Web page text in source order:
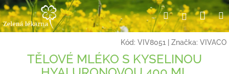
Přejít
na
obsah
HledatPřihlášení
Kód: VIV8051 Značka: VIVACO
TĚLOVÉ MLÉKO S KYSELINOU